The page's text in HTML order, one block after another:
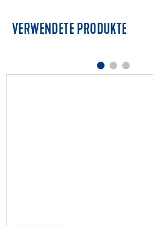
VERWENDETE PRODUKTE